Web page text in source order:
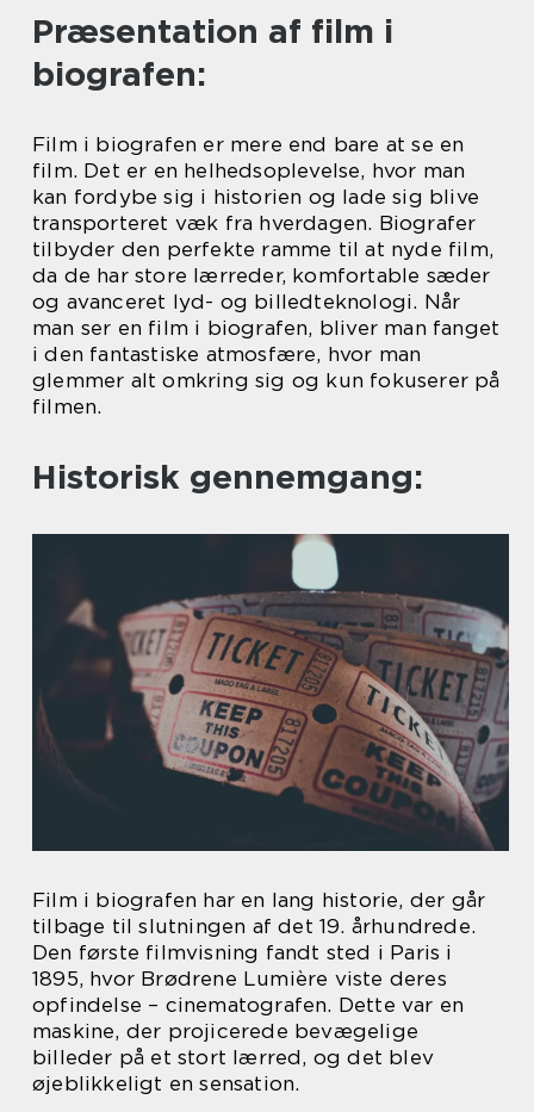
Præsentation af film i
biografen:
Film i biografen er mere end bare at se en
film. Det er en helhedsoplevelse, hvor man
kan fordybe sig i historien og lade sig blive
transporteret væk fra hverdagen. Biografer
tilbyder den perfekte ramme til at nyde film,
da de har store lærreder, komfortable sæder
og avanceret lyd- og billedteknologi. Når
man ser en film i biografen, bliver man fanget
i den fantastiske atmosfære, hvor man
glemmer alt omkring sig og kun fokuserer på
filmen.
Historisk gennemgang:
Film i biografen har en lang historie, der går
tilbage til slutningen af det 19. århundrede.
Den første filmvisning fandt sted i Paris i
1895, hvor Brødrene Lumière viste deres
opfindelse – cinematografen. Dette var en
maskine, der projicerede bevægelige
billeder på et stort lærred, og det blev
øjeblikkeligt en sensation.